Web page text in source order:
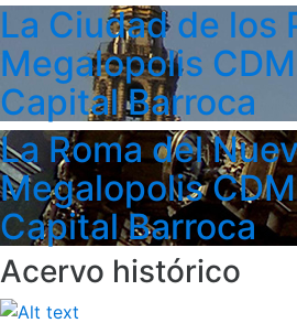
La Ciudad de los
Megalopolis
Capital Barroca
La Roma del
Megalopolis
Capital Barroca
Acervo histórico